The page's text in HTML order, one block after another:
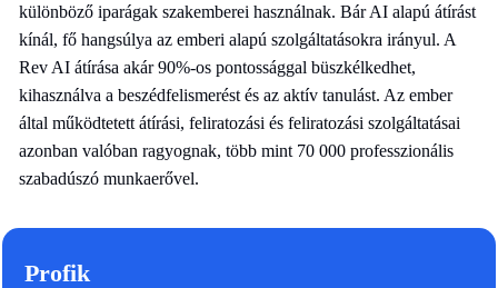
különböző iparágak szakemberei használnak. Bár AI alapú átírást
kínál, fő hangsúlya az emberi alapú szolgáltatásokra irányul. A
Rev AI átírása akár 90%-os pontossággal büszkélkedhet,
kihasználva a beszédfelismerést és az aktív tanulást. Az ember
által működtetett átírási, feliratozási és feliratozási szolgáltatásai
azonban valóban ragyognak, több mint 70 000 professzionális
szabadúszó munkaerővel.
Profik